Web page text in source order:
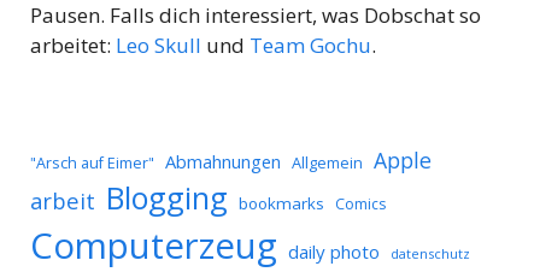
Pausen. Falls dich interessiert, was Dobschat so
arbeitet: Leo Skull und Team Gochu.
"Arsch auf Eimer" Abmahnungen Allgemein Apple
arbeit Blogging bookmarks Comics
Computerzeug daily photo datenschutz